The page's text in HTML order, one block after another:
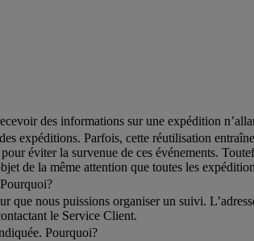
des informations sur une expédition
expéditions. Parfois, cette réutilisation
éviter la survenue de ces événements.
de la même attention que toutes les
nous puissions organiser un suivi.
le Service Client.
Pourquoi?